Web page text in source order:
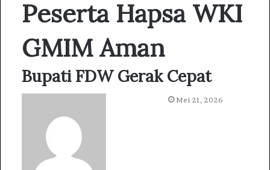
Peserta Hapsa WKI
GMIM Aman
Bupati FDW Gerak Cepat
Mei 21, 2026